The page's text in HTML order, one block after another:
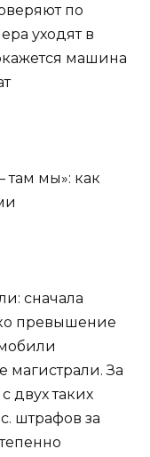
по
уходят в
машина
сначала
превышение
За
двух таких
штрафов за